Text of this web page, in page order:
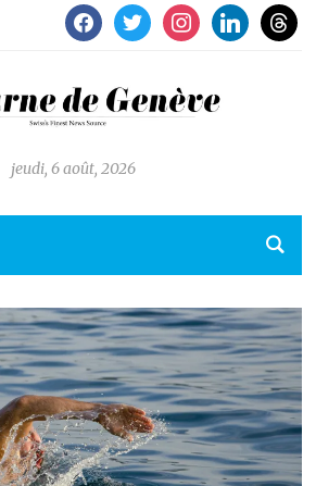
facebooktwitterinstagramlinkedinthreads
jeudi, 6 août, 2026